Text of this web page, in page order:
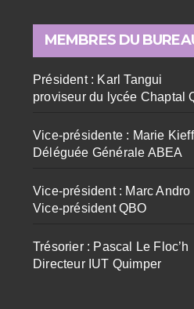
MEMBRES DU
Président : Karl Tangui
proviseur du lycée Chaptal
Vice-présidente : Marie
Déléguée Générale ABEA
Vice-président : Marc Andro
Vice-président QBO
Trésorier : Pascal Le Floc’h
Directeur IUT Quimper